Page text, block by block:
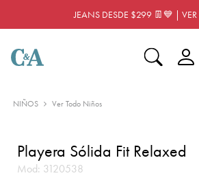
JEANS DESDE $299 👖💙 |
NIÑOS Ver Todo Niños
Playera Sólida Fit Relaxed
Mod: 3120538